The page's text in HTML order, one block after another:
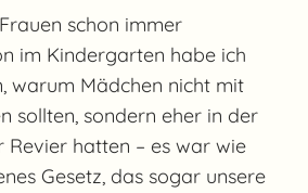
schon immer
im Kindergarten habe ich
warum Mädchen nicht mit
sollten, sondern eher in der
Revier hatten – es war wie
Gesetz, das sogar unsere